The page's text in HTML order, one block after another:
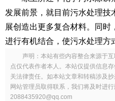
发展前景，就目前污水处理
展创造出更多复合材料。同
进行有机结合，使污水处理方
声明：本站有些内容整合来源于
点仅代表作者本人。本站仅提供信息
关法律责任。如本站文章和转稿涉及
网站管理员取得联系，我们将及时进行
2088435920@qq.com